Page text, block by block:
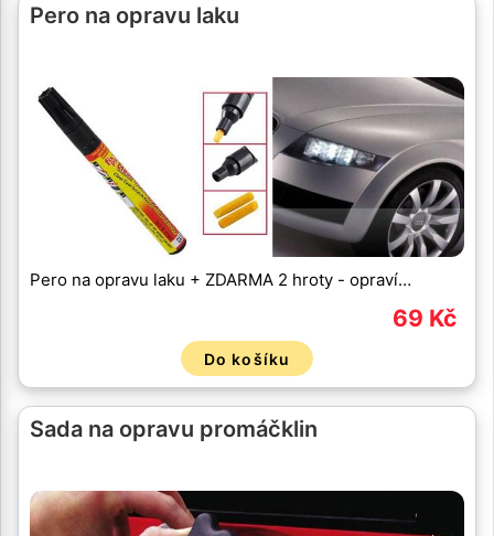
Pero na opravu laku
Pero na opravu laku + ZDARMA 2 hroty - opraví…
69 Kč
Do košíku
Sada na opravu promáčklin